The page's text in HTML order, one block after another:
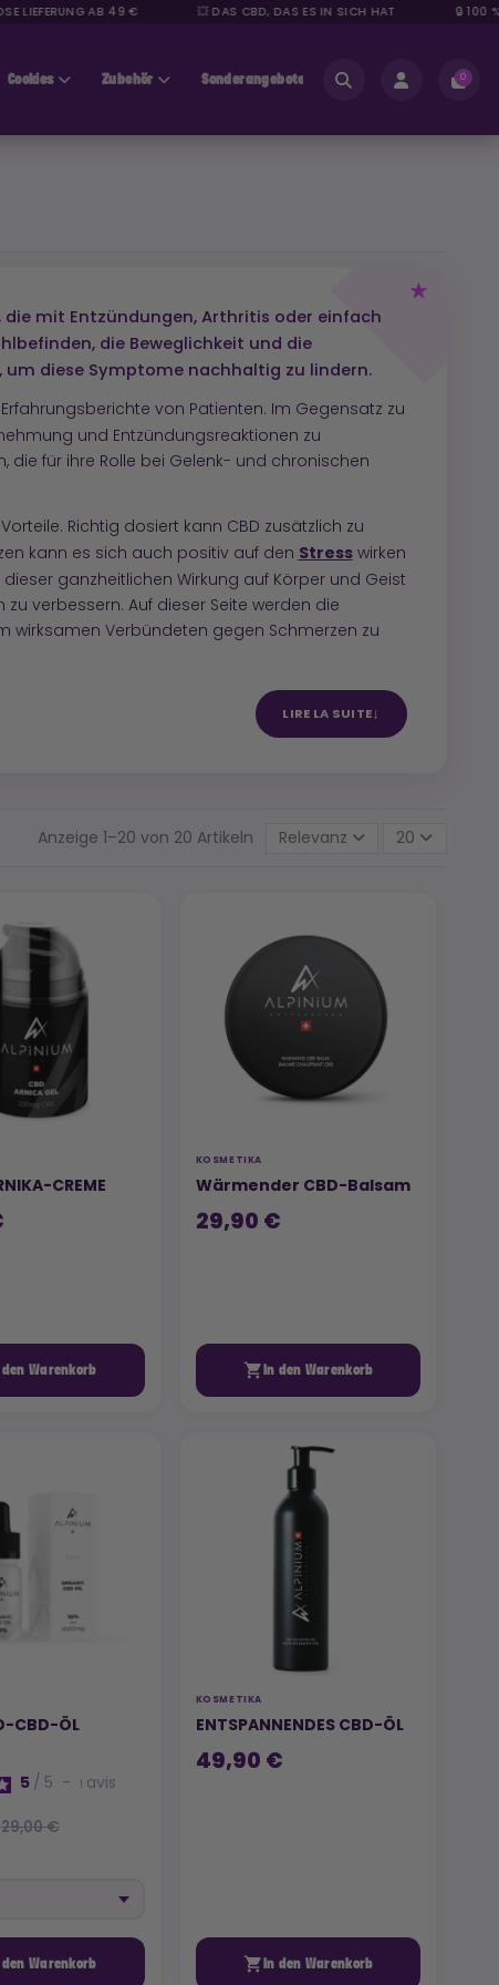
AB 49 € 💥 DAS CBD, DAS ES IN SICH HAT 🔒 100 %
Cookies Zubehör Sonderangebote Bereich für Fachleute
0
die mit Entzündungen, Arthritis oder einfach
die Beweglichkeit und die
diese Symptome nachhaltig zu lindern.
von Patienten. Im Gegensatz zu
und Entzündungsreaktionen zu
die für ihre Rolle bei Gelenk- und chronischen
Richtig dosiert kann CBD zusätzlich zu
kann es sich auch positiv auf den Stresswirken
ganzheitlichen Wirkung auf Körper und Geist
verbessern. Auf dieser Seite werden die
wirksamen Verbündeten gegen Schmerzen zu
LIRE LA SUITE
Anzeige 1–20 von 20 Artikeln Relevanz 20
CREME
den Warenkorb
KOSMETIKA
Wärmender CBD-Balsam
29,90 €
 In den Warenkorb
CBD-ÖL
5 / 5 - 1 avis
29,00 €
den Warenkorb
KOSMETIKA
ENTSPANNENDES CBD-ÖL
49,90 €
 In den Warenkorb